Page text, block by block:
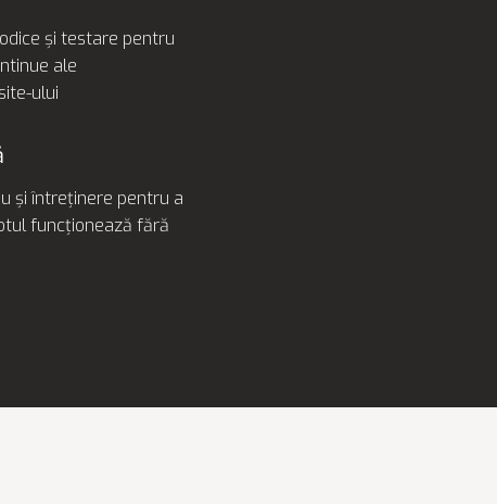
și testare pentru
ale
ului
și întreținere pentru a
funcționează fără